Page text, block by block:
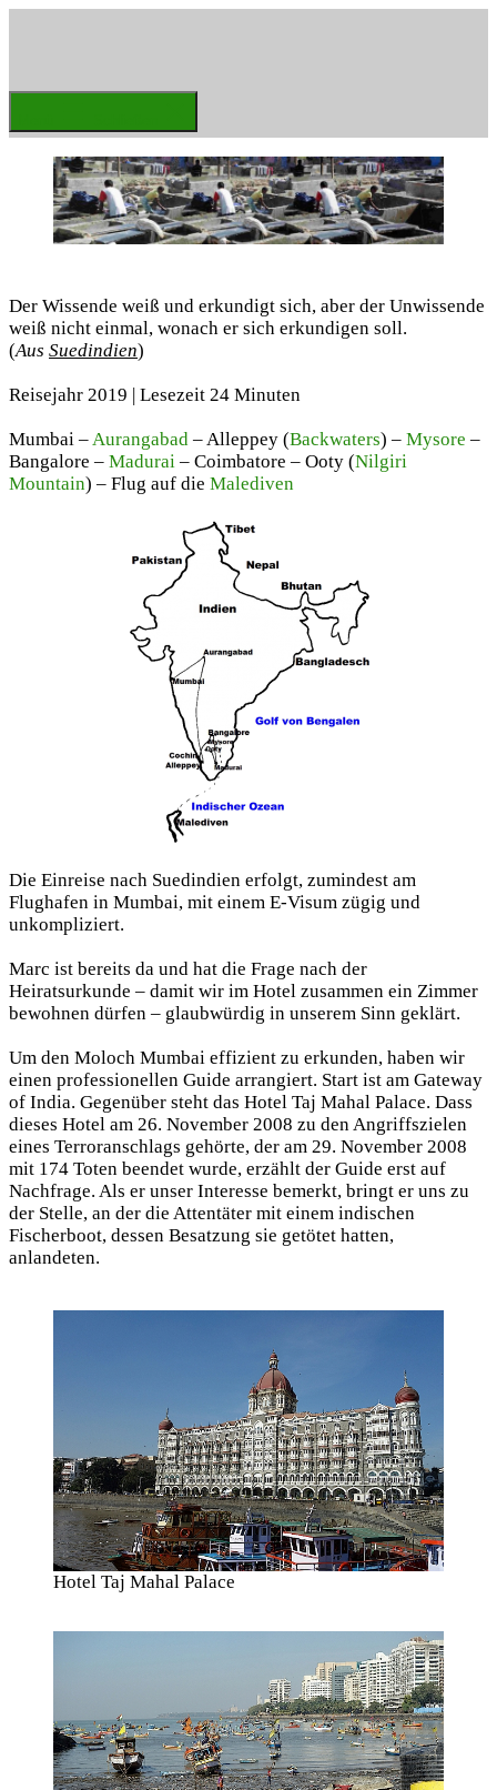
Weltenbummler
Der Wissende weiß und erkundigt sich, aber der Unwissende
weiß nicht einmal, wonach er sich erkundigen soll.
(Aus Suedindien)
Reisejahr 2019 | Lesezeit 24 Minuten
Mumbai –Aurangabad – Alleppey (Backwaters) – Mysore –
Bangalore – Madurai – Coimbatore – Ooty (Nilgiri
Mountain) – Flug auf die Malediven
Die Einreise nach Suedindien erfolgt, zumindest am
Flughafen in Mumbai, mit einem E-Visum zügig und
unkompliziert.
Marc ist bereits da und hat die Frage nach der
Heiratsurkunde – damit wir im Hotel zusammen ein Zimmer
bewohnen dürfen – glaubwürdig in unserem Sinn geklärt.
Um den Moloch Mumbai effizient zu erkunden, haben wir
einen professionellen Guide arrangiert. Start ist am Gateway
of India. Gegenüber steht das Hotel Taj Mahal Palace. Dass
dieses Hotel am 26. November 2008 zu den Angriffszielen
eines Terroranschlags gehörte, der am 29. November 2008
mit 174 Toten beendet wurde, erzählt der Guide erst auf
Nachfrage. Als er unser Interesse bemerkt, bringt er uns zu
der Stelle, an der die Attentäter mit einem indischen
Fischerboot, dessen Besatzung sie getötet hatten,
anlandeten.
Hotel Taj Mahal Palace